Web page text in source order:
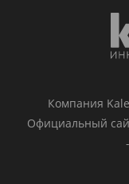
Компания
Официальный
-